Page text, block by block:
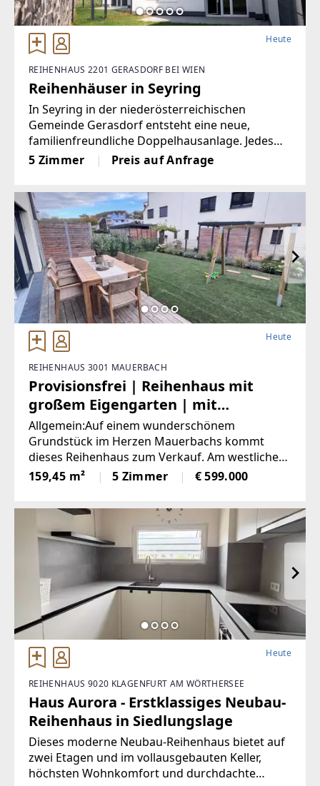
Heute
REIHENHAUS 2201 GERASDORF BEI WIEN
Reihenhäuser in Seyring
In Seyring in der niederösterreichischen
Gemeinde Gerasdorf entsteht eine neue,
familienfreundliche Doppelhausanlage. Jedes
der 12 Eigentum Reihenhäuser mit jeweils 2
PKW-Stellplätzen hat eine Wohnfläche um 140
5 Zimmer Preis auf Anfrage
Heute
REIHENHAUS 3001 MAUERBACH
Provisionsfrei | Reihenhaus mit
großem Eigengarten | mit
Badeteich | inkl. 2 Stellplätzen
Allgemein:Auf einem wunderschönem
Grundstück im Herzen Mauerbachs kommt
dieses Reihenhaus zum Verkauf. Am westlichen
Rand und nur wenige Minuten von der Wiener
Stadtgrenze entfernt gelegen, grenzt es zudem
159,45 m² 5 Zimmer € 599.000
Heute
REIHENHAUS 9020 KLAGENFURT AM WÖRTHERSEE
Haus Aurora - Erstklassiges Neubau-
Reihenhaus in Siedlungslage
Dieses moderne Neubau-Reihenhaus bietet auf
zwei Etagen und im vollausgebauten Keller,
höchsten Wohnkomfort und durchdachte